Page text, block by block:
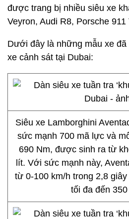
được trang bị nhiều siêu xe
Veyron, Audi R8, Porsche
Dưới đây là những mẫu xe đã
xe cảnh sát tại Dubai:
Siêu xe Lamborghini
sức mạnh 700 mã lực và
690 Nm, được sinh ra từ
lít. Với sức mạnh này,
từ 0-100 km/h trong 2,8
tối đa đến